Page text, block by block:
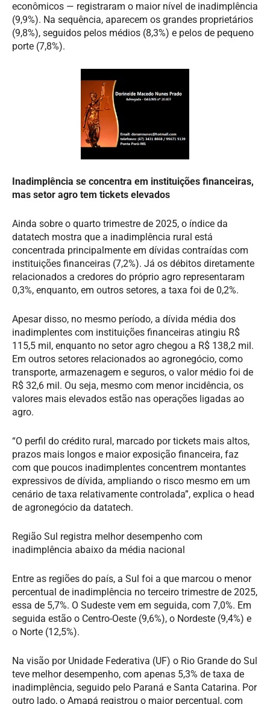
econômicos — registraram o maior nível de inadimplência
(9,9%). Na sequência, aparecem os grandes proprietários
(9,8%), seguidos pelos médios (8,3%) e pelos de pequeno
porte (7,8%).
Inadimplência se concentra em instituições financeiras,
mas setor agro tem tickets elevados
Ainda sobre o quarto trimestre de 2025, o índice da
datatech mostra que a inadimplência rural está
concentrada principalmente em dívidas contraídas com
instituições financeiras (7,2%). Já os débitos diretamente
relacionados a credores do próprio agro representaram
0,3%, enquanto, em outros setores, a taxa foi de 0,2%.
Apesar disso, no mesmo período, a dívida média dos
inadimplentes com instituições financeiras atingiu R$
115,5 mil, enquanto no setor agro chegou a R$ 138,2 mil.
Em outros setores relacionados ao agronegócio, como
transporte, armazenagem e seguros, o valor médio foi de
R$ 32,6 mil. Ou seja, mesmo com menor incidência, os
valores mais elevados estão nas operações ligadas ao
agro.
“O perfil do crédito rural, marcado por tickets mais altos,
prazos mais longos e maior exposição financeira, faz
com que poucos inadimplentes concentrem montantes
expressivos de dívida, ampliando o risco mesmo em um
cenário de taxa relativamente controlada”, explica o head
de agronegócio da datatech.
Região Sul registra melhor desempenho com
inadimplência abaixo da média nacional
Entre as regiões do país, a Sul foi a que marcou o menor
percentual de inadimplência no terceiro trimestre de 2025,
essa de 5,7%. O Sudeste vem em seguida, com 7,0%. Em
seguida estão o Centro-Oeste (9,6%), o Nordeste (9,4%) e
o Norte (12,5%).
Na visão por Unidade Federativa (UF) o Rio Grande do Sul
teve melhor desempenho, com apenas 5,3% de taxa de
inadimplência, seguido pelo Paraná e Santa Catarina. Por
outro lado, o Amapá registrou o maior percentual, com